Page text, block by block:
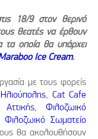
18/9 στον θερινό
θεατές να έρθουν
τα οποία θα υπάρχει
Ice Cream.
με τους φορείς
, Cat Cafe
, Φιλοζωικό
Φιλοζωικό Σωματείο
θα ακολουθήσουν